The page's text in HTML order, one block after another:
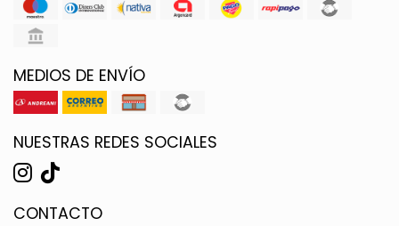
MEDIOS DE ENVÍO
NUESTRAS REDES SOCIALES
CONTACTO